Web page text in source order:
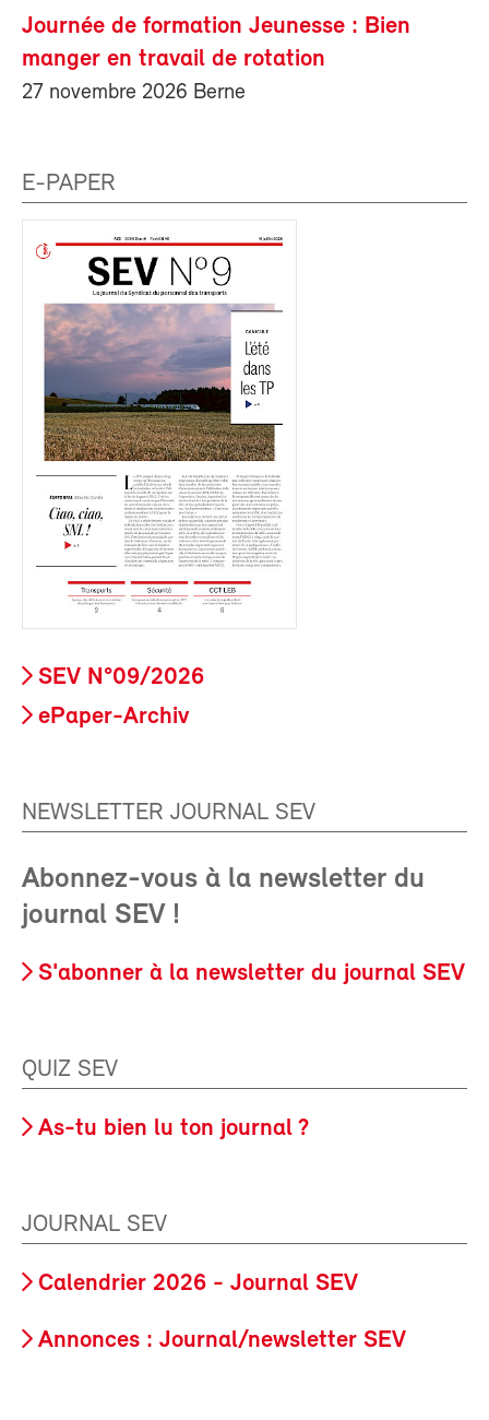
Journée de formation Jeunesse : Bien
manger en travail de rotation
27 novembre 2026 Berne
E-PAPER
SEV N°09/2026
ePaper-Archiv
NEWSLETTER JOURNAL SEV
Abonnez-vous à la newsletter du
journal SEV !
S'abonner à la newsletter du journal SEV
QUIZ SEV
As-tu bien lu ton journal ?
JOURNAL SEV
Calendrier 2026 - Journal SEV
Annonces : Journal/newsletter SEV